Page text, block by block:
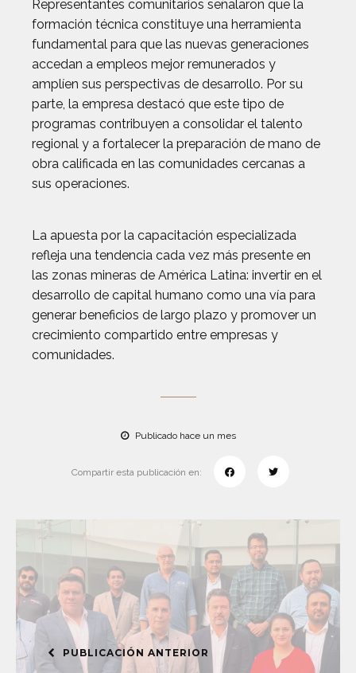
Representantes comunitarios señalaron que la
formación técnica constituye una herramienta
fundamental para que las nuevas generaciones
accedan a empleos mejor remunerados y
amplíen sus perspectivas de desarrollo. Por su
parte, la empresa destacó que este tipo de
programas contribuyen a consolidar el talento
regional y a fortalecer la preparación de mano de
obra calificada en las comunidades cercanas a
sus operaciones.
La apuesta por la capacitación especializada
refleja una tendencia cada vez más presente en
las zonas mineras de América Latina: invertir en el
desarrollo de capital humano como una vía para
generar beneficios de largo plazo y promover un
crecimiento compartido entre empresas y
comunidades.
Publicado hace un mes
Compartir esta publicación en:
PUBLICACIÓN ANTERIOR